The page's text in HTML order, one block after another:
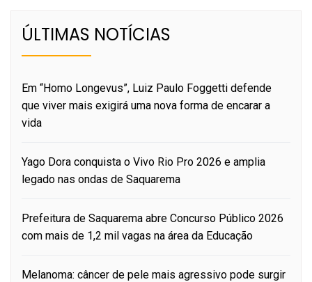
ÚLTIMAS NOTÍCIAS
Em “Homo Longevus”, Luiz Paulo Foggetti defende
que viver mais exigirá uma nova forma de encarar a
vida
Yago Dora conquista o Vivo Rio Pro 2026 e amplia
legado nas ondas de Saquarema
Prefeitura de Saquarema abre Concurso Público 2026
com mais de 1,2 mil vagas na área da Educação
Melanoma: câncer de pele mais agressivo pode surgir